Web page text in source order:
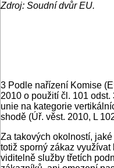
Zdroj: Soudní dvůr EU.
3 Podle nařízení Komise
2010 o použití čl. 101
unie na kategorie
shodě (Úř. věst. 2010, L
Za takových okolností,
totiž sporný zákaz
viditelně služby třetích